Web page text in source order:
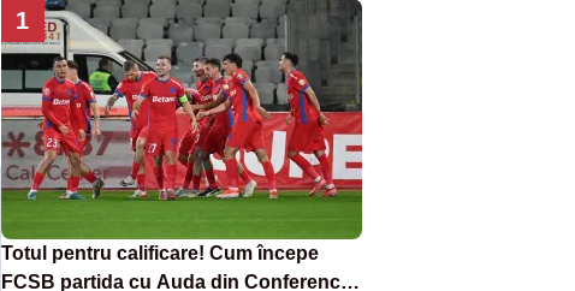
1
Totul pentru calificare! Cum începe
FCSB partida cu Auda din Conference